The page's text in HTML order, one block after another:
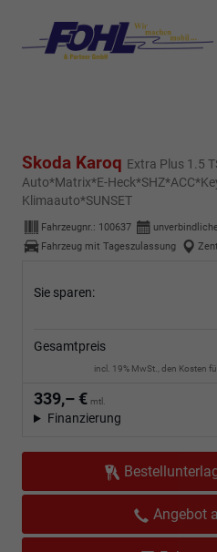
Skoda Karoq Extra Plus 1.5
Auto*Matrix*E-
Klimaauto*SUNSET
Fahrzeugnr.: 100637
Fahrzeug mit Tageszulassung
Sie sparen:
Gesamtpreis
incl. 19% MwSt., den Kosten
339,– € mtl.
Finanzierung
Angebot